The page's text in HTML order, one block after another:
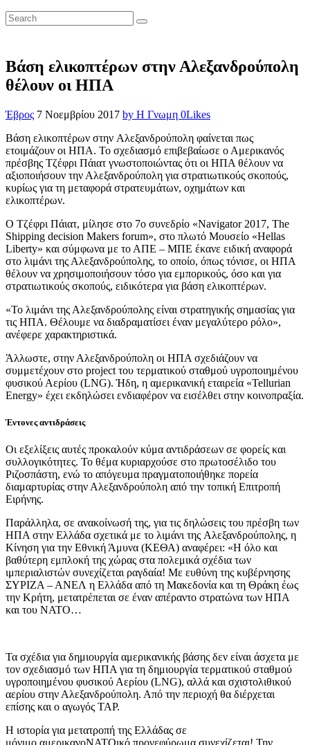
Βάση ελικοπτέρων στην Αλεξανδρούπολη
θέλουν οι ΗΠΑ
Έβρος 7 Νοεμβρίου 2017 by Η Γνωμη 0Likes
Βάση ελικοπτέρων στην Αλεξανδρούπολη φαίνεται πως
ετοιμάζουν οι ΗΠΑ. Το σχεδιασμό επιβεβαίωσε ο Αμερικανός
πρέσβης Τζέφρι Πάιατ γνωστοποιώντας ότι οι ΗΠΑ θέλουν να
αξιοποιήσουν την Αλεξανδρούπολη για στρατιωτικούς σκοπούς,
κυρίως για τη μεταφορά στρατευμάτων, οχημάτων και
ελικοπτέρων.
Ο Τζέφρι Πάιατ, μίλησε στο 7o συνεδρίο «Navigator 2017, The
Shipping decision Makers forum», στο πλωτό Μουσείο «Hellas
Liberty» και σύμφωνα με το ΑΠΕ – ΜΠΕ έκανε ειδική αναφορά
στο λιμάνι της Αλεξανδρούπολης, το οποίο, όπως τόνισε, οι ΗΠΑ
θέλουν να χρησιμοποιήσουν τόσο για εμπορικούς, όσο και για
στρατιωτικούς σκοπούς, ειδικότερα για βάση ελικοπτέρων.
«Το λιμάνι της Αλεξανδρούπολης είναι στρατηγικής σημασίας για
τις ΗΠΑ. Θέλουμε να διαδραματίσει έναν μεγαλύτερο ρόλο»,
ανέφερε χαρακτηριστικά.
Άλλωστε, στην Αλεξανδρούπολη οι ΗΠΑ σχεδιάζουν να
συμμετέχουν στο project του τερματικού σταθμού υγροποιημένου
φυσικού Αερίου (LNG). Ήδη, η αμερικανική εταιρεία «Tellurian
Energy» έχει εκδηλώσει ενδιαφέρον να εισέλθει στην κοινοπραξία.
Έντονες αντιδράσεις
Οι εξελίξεις αυτές προκαλούν κύμα αντιδράσεων σε φορείς και
συλλογικότητες. Το θέμα κυριαρχούσε στο πρωτοσέλιδο του
Ριζοσπάστη, ενώ το απόγευμα πραγματοποιήθηκε πορεία
διαμαρτυρίας στην Αλεξανδρούπολη από την τοπική Επιτροπή
Ειρήνης.
Παράλληλα, σε ανακοίνωσή της, για τις δηλώσεις του πρέσβη των
ΗΠΑ στην Ελλάδα σχετικά με το λιμάνι της Αλεξανδρούπολης, η
Κίνηση για την Εθνική Άμυνα (ΚΕΘΑ) αναφέρει: «Η όλο και
βαθύτερη εμπλοκή της χώρας στα πολεμικά σχέδια των
ιμπεριαλιστών συνεχίζεται ραγδαία! Με ευθύνη της κυβέρνησης
ΣΥΡΙΖΑ – ΑΝΕΛ η Ελλάδα από τη Μακεδονία και τη Θράκη έως
την Κρήτη, μετατρέπεται σε έναν απέραντο στρατώνα των ΗΠΑ
και του ΝΑΤΟ…
Τα σχέδια για δημιουργία αμερικανικής βάσης δεν είναι άσχετα με
τον σχεδιασμό των ΗΠΑ για τη δημιουργία τερματικού σταθμού
υγροποιημένου φυσικού Αερίου (LNG), αλλά και σχιστολιθικού
αερίου στην Αλεξανδρούπολη. Από την περιοχή θα διέρχεται
επίσης και ο αγωγός ΤΑΡ.
Η ιστορία για μετατροπή της Ελλάδας σε
μόνιμο αμερικανοΝΑΤΟικό προγεφύρωμα συνεχίζεται! Την